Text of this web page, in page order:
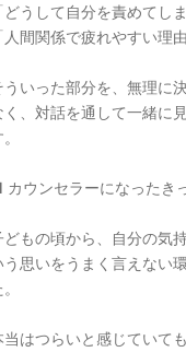
どうして自分を責めてし
人間関係で疲れやすい理
ういった部分を、無理に
く、対話を通して一緒に
カウンセラーになったき
どもの頃から、自分の気
う思いをうまく言えない
当はつらいと感じていて